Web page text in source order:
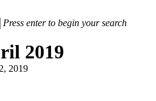
Press enter to begin your search
2019
2019